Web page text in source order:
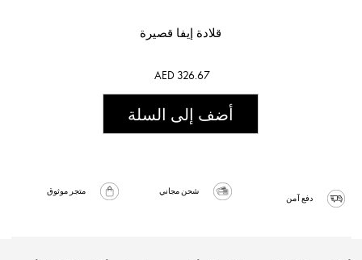
قلادة إيفا قصيرة
AED 326.67
أضف إلى السلة